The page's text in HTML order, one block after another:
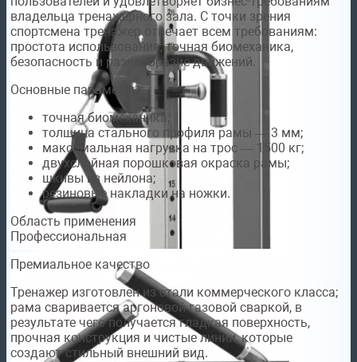
владельца тренажерного зала. С точки зрения
спортсмена тренажер отвечает всем требованиям:
простота использования, точная биомеханика,
безопасность и разнообразие движений.
Основные параметры:
точная биомеханика;
толщина стального профиля рамы — 3 мм;
максимальная нагрузка на трос — 1500 кг;
двухслойная порошковая окраска рамы;
шкивы из нейлона;
резиновые накладки на ножки.
Область применения
Профессиональная
Премиальное качество
Тренажер изготовлен из стали коммерческого класса;
рама сваривается аргоновой газовой сваркой, в
результате чего получается гладкая поверхность,
прочная конструкция и чистые линии, которые
создают стильный внешний вид.